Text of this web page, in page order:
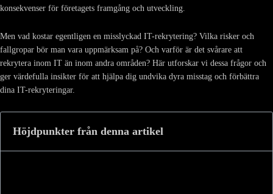
konsekvenser för företagets framgång och utveckling.
Men vad kostar egentligen en misslyckad IT-rekrytering? Vilka risker och
fallgropar bör man vara uppmärksam på? Och varför är det svårare att
rekrytera inom IT än inom andra områden? Här utforskar vi dessa frågor och
ger värdefulla insikter för att hjälpa dig undvika dyra misstag och förbättra
dina IT-rekryteringar.
Höjdpunkter från denna artikel